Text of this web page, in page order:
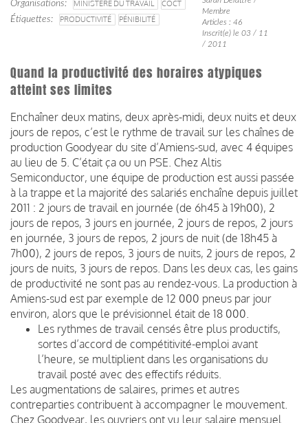
Organisations MINISTÈRE DU TRAVAIL
COCT
Étiquettes
PRODUCTIVITÉ PÉNIBILITÉ
Membre
Articles : 46
Inscrit(e) le 03 / 11
/ 2011
Quand la productivité des horaires atypiques
atteint ses limites
Enchaîner deux matins, deux après-midi, deux nuits et deux
jours de repos, c’est le rythme de travail sur les chaînes de
production Goodyear du site d’Amiens-sud, avec 4 équipes
au lieu de 5. C’était ça ou un PSE. Chez Altis
Semiconductor, une équipe de production est aussi passée
à la trappe et la majorité des salariés enchaîne depuis juillet
2011 : 2 jours de travail en journée (de 6h45 à 19h00), 2
jours de repos, 3 jours en journée, 2 jours de repos, 2 jours
en journée, 3 jours de repos, 2 jours de nuit (de 18h45 à
7h00), 2 jours de repos, 3 jours de nuits, 2 jours de repos, 2
jours de nuits, 3 jours de repos. Dans les deux cas, les gains
de productivité ne sont pas au rendez-vous. La production à
Amiens-sud est par exemple de 12 000 pneus par jour
environ, alors que le prévisionnel était de 18 000.
Les rythmes de travail censés être plus productifs,
sortes d’accord de compétitivité-emploi avant
l’heure, se multiplient dans les organisations du
travail posté avec des effectifs réduits.
Les augmentations de salaires, primes et autres
contreparties contribuent à accompagner le mouvement.
Chez Goodyear, les ouvriers ont vu leur salaire mensuel